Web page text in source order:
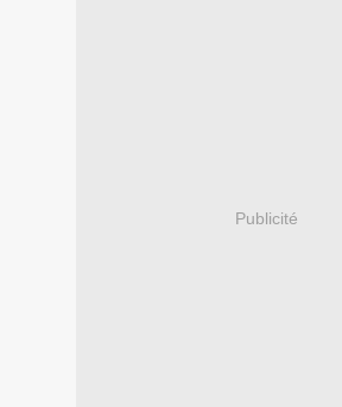
Publicité